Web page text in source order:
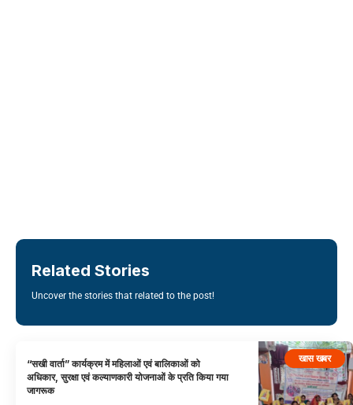
Related Stories
Uncover the stories that related to the post!
खास खबर
“सखी वार्ता” कार्यक्रम में महिलाओं एवं बालिकाओं को
अधिकार, सुरक्षा एवं कल्याणकारी योजनाओं के प्रति किया गया
जागरूक